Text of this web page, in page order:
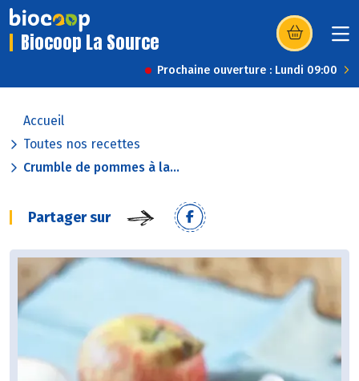
Biocoop La Source (s’ouvre dans
Prochaine ouverture : Lundi 09:00
Accueil
Toutes nos recettes
Crumble de pommes à la...
Partager sur